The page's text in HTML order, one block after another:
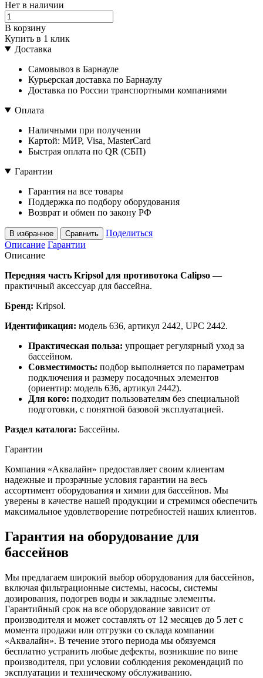
Нет в наличии
В корзину
Купить в 1 клик
Доставка
Самовывоз в Барнауле
Курьерская доставка по Барнаулу
Доставка по России транспортными компаниями
Оплата
Наличными при получении
Картой: МИР, Visa, MasterCard
Быстрая оплата по QR (СБП)
Гарантии
Гарантия на все товары
Поддержка по подбору оборудования
Возврат и обмен по закону РФ
В избранное Сравнить
Поделиться
Описание Гарантии
Описание
Передняя часть Kripsol для противотока Calipso —
практичный аксессуар для бассейна.
Бренд: Kripsol.
Идентификация: модель 636, артикул 2442, UPC 2442.
Практическая польза: упрощает регулярный уход за
бассейном.
Совместимость: подбор выполняется по параметрам
подключения и размеру посадочных элементов
(ориентир: модель 636, артикул 2442).
Для кого: подходит пользователям без специальной
подготовки, с понятной базовой эксплуатацией.
Раздел каталога: Бассейны.
Гарантии
Компания «Аквалайн» предоставляет своим клиентам
надежные и прозрачные условия гарантии на весь
ассортимент оборудования и химии для бассейнов. Мы
уверены в качестве нашей продукции и стремимся обеспечить
максимальное удовлетворение потребностей наших клиентов.
Гарантия на оборудование для
бассейнов
Мы предлагаем широкий выбор оборудования для бассейнов,
включая фильтрационные системы, насосы, системы
дозирования, подогрев воды и закладные элементы.
Гарантийный срок на все оборудование зависит от
производителя и может составлять от 12 месяцев до 5 лет с
момента продажи или отгрузки со склада компании
«Аквалайн». В течение этого периода мы обязуемся
бесплатно устранить любые дефекты, возникшие по вине
производителя, при условии соблюдения рекомендаций по
эксплуатации и техническому обслуживанию.